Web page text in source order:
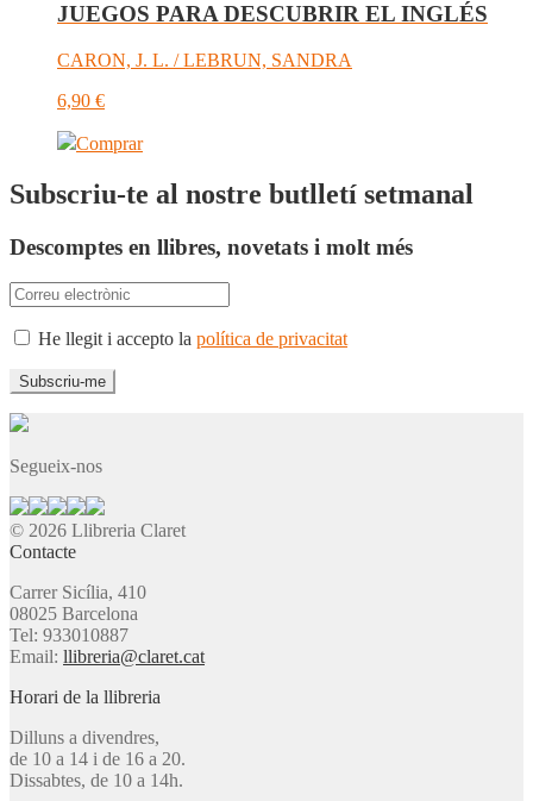
JUEGOS PARA DESCUBRIR EL INGLÉS
CARON, J. L. / LEBRUN, SANDRA
6,90 €
Comprar
Subscriu-te al nostre butlletí setmanal
Descomptes en llibres, novetats i molt més
He llegit i accepto la política de privacitat
Segueix-nos
© 2026 Llibreria Claret
Contacte
Carrer Sicília, 410
08025 Barcelona
Tel: 933010887
Email: llibreria@claret.cat
Horari de la llibreria
Dilluns a divendres,
de 10 a 14 i de 16 a 20.
Dissabtes, de 10 a 14h.